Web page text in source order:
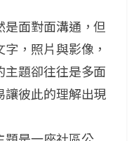
面對面溝通，但
，照片與影像，
主題卻往往是多面
讓彼此的理解出現